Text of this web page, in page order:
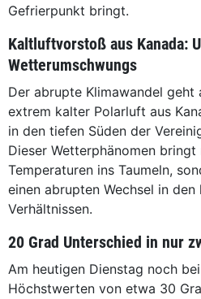
Gefrierpunkt bringt.
Kaltluftvorstoß aus Kanada:
Wetterumschwungs
Der abrupte Klimawandel
extrem kalter Polarluft aus
in den tiefen Süden der
Dieser Wetterphänomen
Temperaturen ins Taumeln,
einen abrupten Wechsel in den
Verhältnissen.
20 Grad Unterschied in nur
Am heutigen Dienstag noch
Höchstwerten von etwa 30